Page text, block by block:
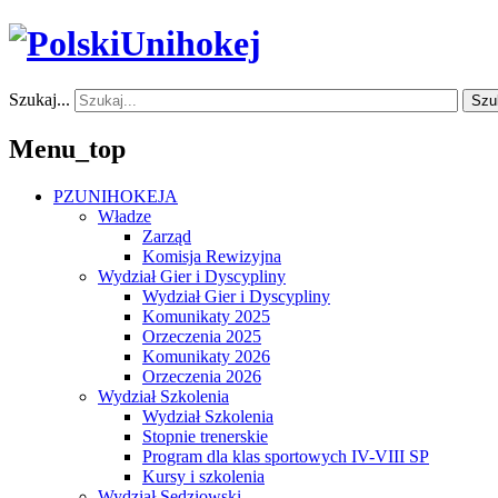
Szukaj...
Menu_top
PZUNIHOKEJA
Władze
Zarząd
Komisja Rewizyjna
Wydział Gier i Dyscypliny
Wydział Gier i Dyscypliny
Komunikaty 2025
Orzeczenia 2025
Komunikaty 2026
Orzeczenia 2026
Wydział Szkolenia
Wydział Szkolenia
Stopnie trenerskie
Program dla klas sportowych IV-VIII SP
Kursy i szkolenia